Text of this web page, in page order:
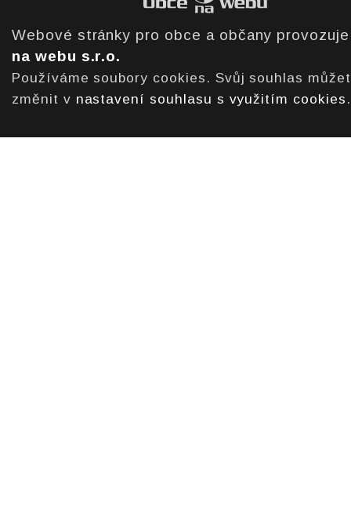
Webové stránky pro obce a občany
na webu s.r.o.
Používáme soubory cookies. Svůj souhlas
změnit v nastavení souhlasu s využitím cookies .